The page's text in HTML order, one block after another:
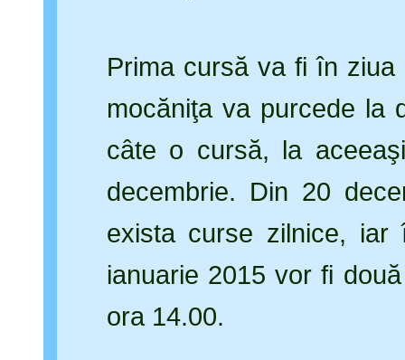
Prima cursă va fi în
mocăniţa va purcede la
câte o cursă, la
decembrie. Din 20
exista curse zilnice,
ianuarie 2015 vor fi
ora 14.00.